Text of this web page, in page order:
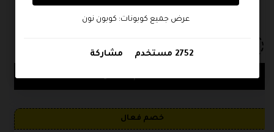
المنتجات
أنسخ الكوبون
6832 مستخدم مشاركة
خصم فعال
عرض جميع كوبونات: كوبون نون
2752 مستخدم مشاركة